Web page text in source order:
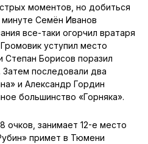
моментов, но добиться
Семён Иванов
все-таки огорчил вратаря
уступил место
Степан Борисов поразил
последовали два
и Александр Гордин
большинство «Горняка».
очков, занимает 12-е место
примет в Тюмени